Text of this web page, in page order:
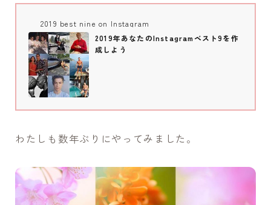
2019 best nine on Instagram
2019年あなたのInstagramベスト9を作
成しよう
わたしも数年ぶりにやってみました。